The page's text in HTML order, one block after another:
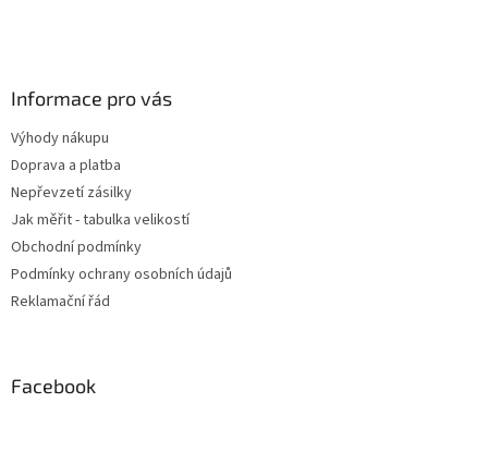
Informace pro vás
Výhody nákupu
Doprava a platba
Nepřevzetí zásilky
Jak měřit - tabulka velikostí
Obchodní podmínky
Podmínky ochrany osobních údajů
Reklamační řád
Facebook